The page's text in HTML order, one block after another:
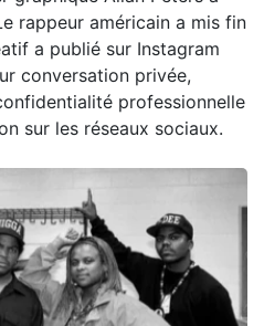
rappeur américain a mis fin
a publié sur Instagram
conversation privée,
professionnelle
sur les réseaux sociaux.